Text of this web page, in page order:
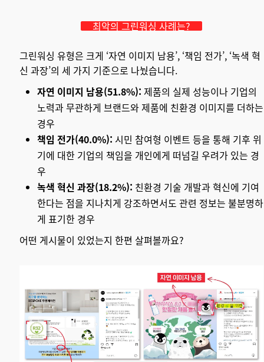
최악의 그린워싱 사례는?
그린워싱 유형은 크게 ‘자연 이미지 남용’, ‘책임 전가’, ‘녹색 혁
신 과장’의 세 가지 기준으로 나눴습니다.
자연 이미지 남용(51.8%): 제품의 실제 성능이나 기업의
노력과 무관하게 브랜드와 제품에 친환경 이미지를 더하는
경우
책임 전가(40.0%): 시민 참여형 이벤트 등을 통해 기후 위
기에 대한 기업의 책임을 개인에게 떠넘길 우려가 있는 경
우
녹색 혁신 과장(18.2%): 친환경 기술 개발과 혁신에 기여
한다는 점을 지나치게 강조하면서도 관련 정보는 불분명하
게 표기한 경우
어떤 게시물이 있었는지 한편 살펴볼까요?